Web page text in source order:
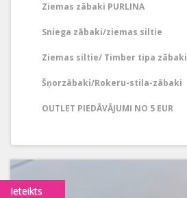
Ziemas zābaki PURLINA
Sniega zābaki/ziemas siltie
Ziemas siltie/ Timber tipa zābaki
Šņorzābaki/Rokeru-stila-zābaki
OUTLET PIEDĀVĀJUMI NO 5 EUR
Ieteikts